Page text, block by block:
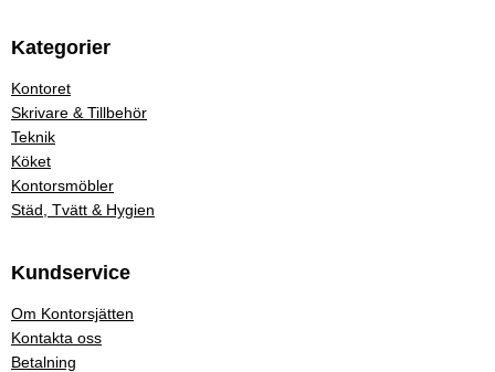
Kategorier
Kontoret
Skrivare & Tillbehör
Teknik
Köket
Kontorsmöbler
Städ, Tvätt & Hygien
Kundservice
Om Kontorsjätten
Kontakta oss
Betalning